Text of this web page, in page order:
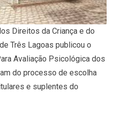
Direitos da Criança e do
Três Lagoas publicou o
Avaliação Psicológica dos
do processo de escolha
e suplentes do